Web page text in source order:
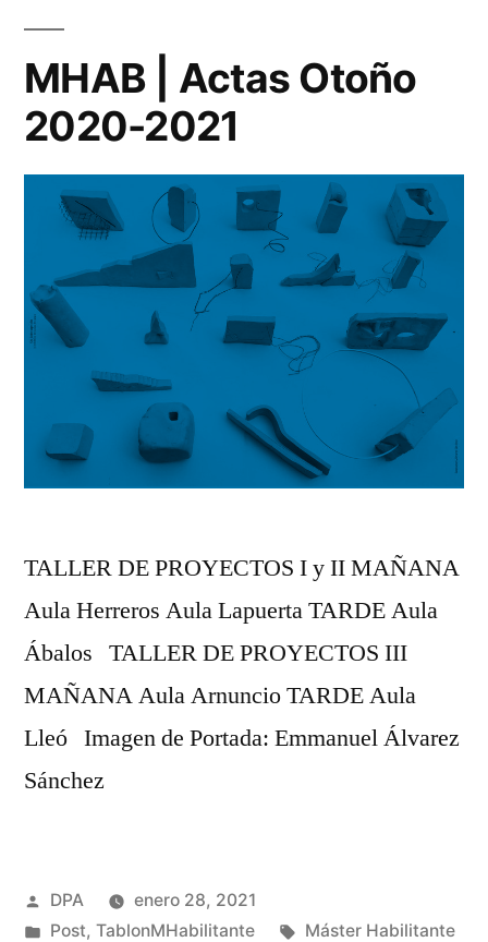
MHAB | Actas Otoño
2020-2021
TALLER DE PROYECTOS I y II MAÑANA
Aula Herreros Aula Lapuerta TARDE Aula
Ábalos TALLER DE PROYECTOS III
MAÑANA Aula Arnuncio TARDE Aula
Lleó Imagen de Portada: Emmanuel Álvarez
Sánchez
Publicado
por
DPA
enero 28, 2021
Publicado
Post, TablonMHabilitante Etiquetas:
Máster Habilitante